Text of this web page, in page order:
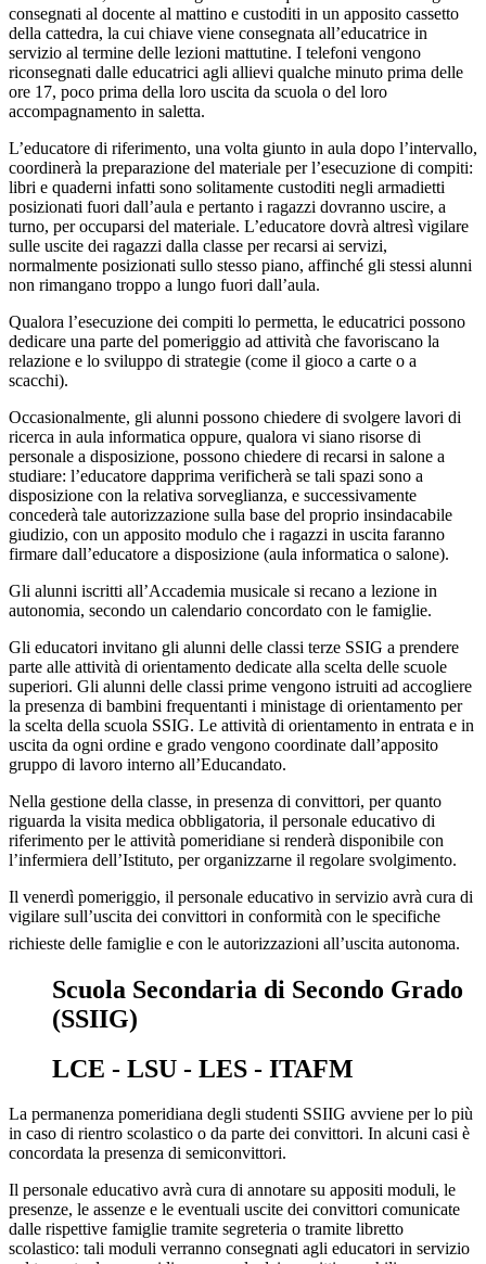
consegnati al docente al mattino e custoditi in un apposito cassetto
della cattedra, la cui chiave viene consegnata all’educatrice in
servizio al termine delle lezioni mattutine. I telefoni vengono
riconsegnati dalle educatrici agli allievi qualche minuto prima delle
ore 17, poco prima della loro uscita da scuola o del loro
accompagnamento in saletta.
L’educatore di riferimento, una volta giunto in aula dopo l’intervallo,
coordinerà la preparazione del materiale per l’esecuzione di compiti:
libri e quaderni infatti sono solitamente custoditi negli armadietti
posizionati fuori dall’aula e pertanto i ragazzi dovranno uscire, a
turno, per occuparsi del materiale. L’educatore dovrà altresì vigilare
sulle uscite dei ragazzi dalla classe per recarsi ai servizi,
normalmente posizionati sullo stesso piano, affinché gli stessi alunni
non rimangano troppo a lungo fuori dall’aula.
Qualora l’esecuzione dei compiti lo permetta, le educatrici possono
dedicare una parte del pomeriggio ad attività che favoriscano la
relazione e lo sviluppo di strategie (come il gioco a carte o a
scacchi).
Occasionalmente, gli alunni possono chiedere di svolgere lavori di
ricerca in aula informatica oppure, qualora vi siano risorse di
personale a disposizione, possono chiedere di recarsi in salone a
studiare: l’educatore dapprima verificherà se tali spazi sono a
disposizione con la relativa sorveglianza, e successivamente
concederà tale autorizzazione sulla base del proprio insindacabile
giudizio, con un apposito modulo che i ragazzi in uscita faranno
firmare dall’educatore a disposizione (aula informatica o salone).
Gli alunni iscritti all’Accademia musicale si recano a lezione in
autonomia, secondo un calendario concordato con le famiglie.
Gli educatori invitano gli alunni delle classi terze SSIG a prendere
parte alle attività di orientamento dedicate alla scelta delle scuole
superiori. Gli alunni delle classi prime vengono istruiti ad accogliere
la presenza di bambini frequentanti i ministage di orientamento per
la scelta della scuola SSIG. Le attività di orientamento in entrata e in
uscita da ogni ordine e grado vengono coordinate dall’apposito
gruppo di lavoro interno all’Educandato.
Nella gestione della classe, in presenza di convittori, per quanto
riguarda la visita medica obbligatoria, il personale educativo di
riferimento per le attività pomeridiane si renderà disponibile con
l’infermiera dell’Istituto, per organizzarne il regolare svolgimento.
Il venerdì pomeriggio, il personale educativo in servizio avrà cura di
vigilare sull’uscita dei convittori in conformità con le specifiche
richieste delle famiglie e con le autorizzazioni all’uscita autonoma.
Scuola Secondaria di Secondo Grado
(SSIIG)
LCE - LSU - LES - ITAFM
La permanenza pomeridiana degli studenti SSIIG avviene per lo più
in caso di rientro scolastico o da parte dei convittori. In alcuni casi è
concordata la presenza di semiconvittori.
Il personale educativo avrà cura di annotare su appositi moduli, le
presenze, le assenze e le eventuali uscite dei convittori comunicate
dalle rispettive famiglie tramite segreteria o tramite libretto
scolastico: tali moduli verranno consegnati agli educatori in servizio